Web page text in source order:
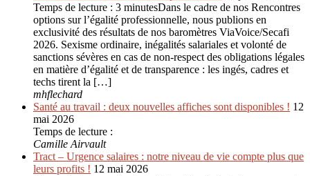
Temps de lecture : 3 minutesDans le cadre de nos Rencontres
options sur l’égalité professionnelle, nous publions en
exclusivité des résultats de nos baromètres ViaVoice/Secafi
2026. Sexisme ordinaire, inégalités salariales et volonté de
sanctions sévères en cas de non-respect des obligations légales
en matière d’égalité et de transparence : les ingés, cadres et
techs tirent la […]
mhflechard
Santé au travail : deux nouvelles affiches sont disponibles ! 12
mai 2026
Temps de lecture :
Camille Airvault
Tract – Urgence salaires : notre niveau de vie compte plus que
leurs profits ! 12 mai 2026